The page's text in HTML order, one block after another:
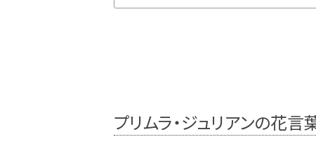
プリムラ・ジュリアンの花言